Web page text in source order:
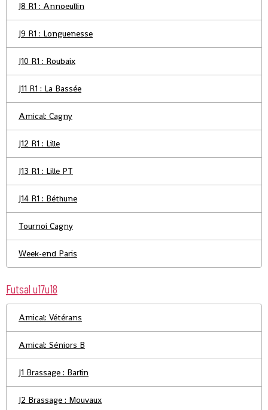
J8 R1 : Annoeullin
J9 R1 : Longuenesse
J10 R1 : Roubaix
J11 R1 : La Bassée
Amical: Cagny
J12 R1 : Lille
J13 R1 : Lille PT
J14 R1 : Béthune
Tournoi Cagny
Week-end Paris
Futsal u17u18
Amical: Vétérans
Amical: Séniors B
J1 Brassage : Barlin
J2 Brassage : Mouvaux